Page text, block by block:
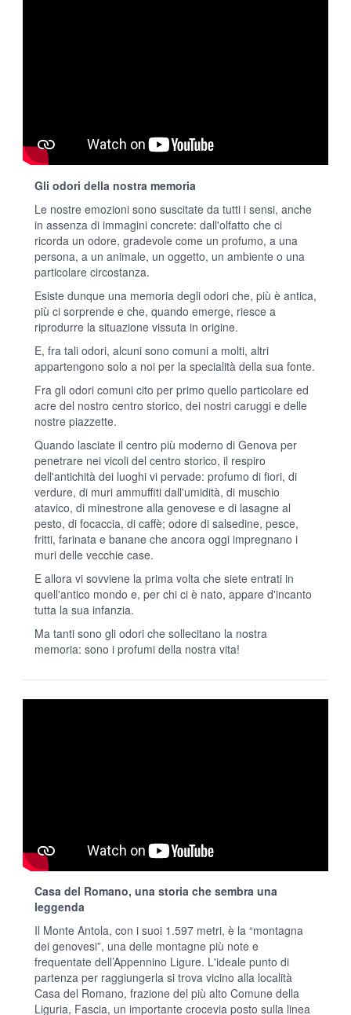
Gli odori della nostra memoria
Le nostre emozioni sono suscitate da tutti i sensi, anche
in assenza di immagini concrete: dall'olfatto che ci
ricorda un odore, gradevole come un profumo, a una
persona, a un animale, un oggetto, un ambiente o una
particolare circostanza.
Esiste dunque una memoria degli odori che, più è antica,
più ci sorprende e che, quando emerge, riesce a
riprodurre la situazione vissuta in origine.
E, fra tali odori, alcuni sono comuni a molti, altri
appartengono solo a noi per la specialità della sua fonte.
Fra gli odori comuni cito per primo quello particolare ed
acre del nostro centro storico, dei nostri caruggi e delle
nostre piazzette.
Quando lasciate il centro più moderno di Genova per
penetrare nei vicoli del centro storico, il respiro
dell'antichità dei luoghi vi pervade: profumo di fiori, di
verdure, di muri ammuffiti dall'umidità, di muschio
atavico, di minestrone alla genovese e di lasagne al
pesto, di focaccia, di caffè; odore di salsedine, pesce,
fritti, farinata e banane che ancora oggi impregnano i
muri delle vecchie case.
E allora vi sovviene la prima volta che siete entrati in
quell'antico mondo e, per chi ci è nato, appare d'incanto
tutta la sua infanzia.
Ma tanti sono gli odori che sollecitano la nostra
memoria: sono i profumi della nostra vita!
Casa del Romano, una storia che sembra una
leggenda
Il Monte Antola, con i suoi 1.597 metri, è la “montagna
dei genovesi”, una delle montagne più note e
frequentate dell’Appennino Ligure. L'ideale punto di
partenza per raggiungerla si trova vicino alla località
Casa del Romano, frazione del più alto Comune della
Liguria, Fascia, un importante crocevia posto sulla linea